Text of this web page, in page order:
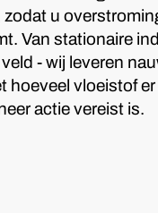
u
Van stationaire
- wij leveren
hoeveel vloeistof
actie vereist is.